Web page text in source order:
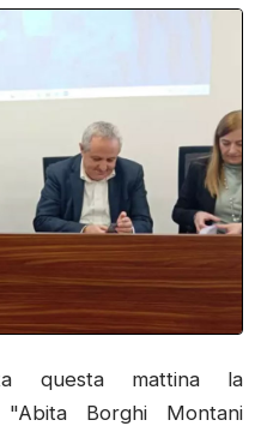
questa mattina la
Borghi Montani